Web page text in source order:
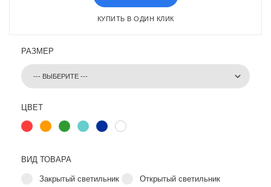
КУПИТЬ В ОДИН КЛИК
РАЗМЕР
ЦВЕТ
ВИД ТОВАРА
Закрытый светильник Открытый светильник